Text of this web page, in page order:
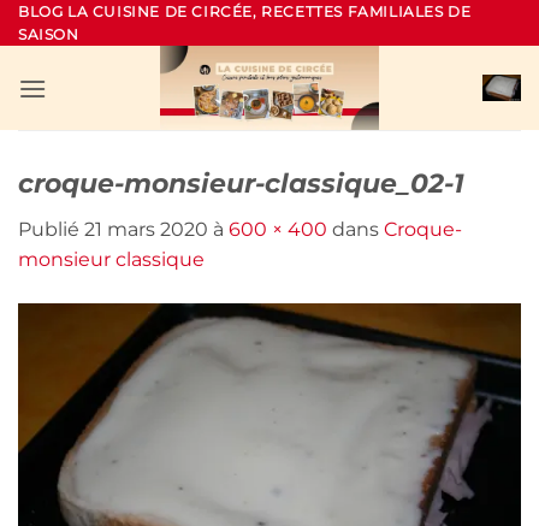
Passer
au
BLOG LA CUISINE DE CIRCÉE, RECETTES FAMILIALES DE
SAISON
croque-monsieur-classique_02-1
Publié 21 mars 2020 à 600 × 400 dans Croque-
monsieur classique